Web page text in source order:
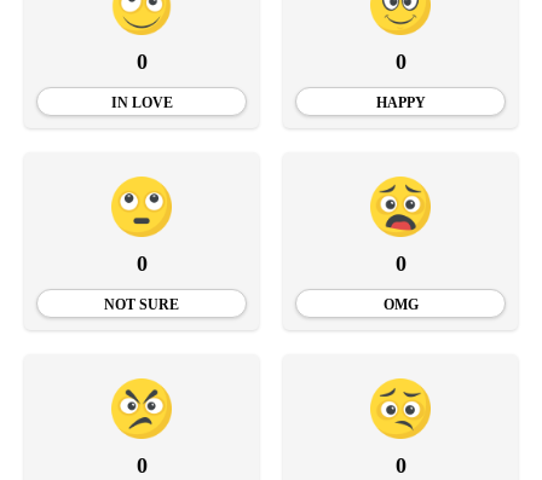
0
IN LOVE
0
HAPPY
0
NOT SURE
0
OMG
0 0